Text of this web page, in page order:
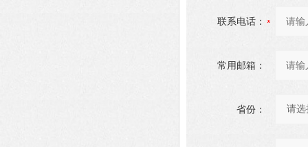
联系电话：
常用邮箱：
省份：